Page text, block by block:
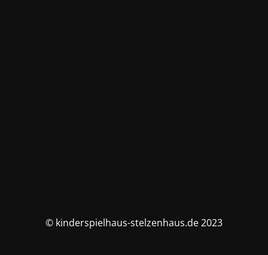
© kinderspielhaus-stelzenhaus.de 2023